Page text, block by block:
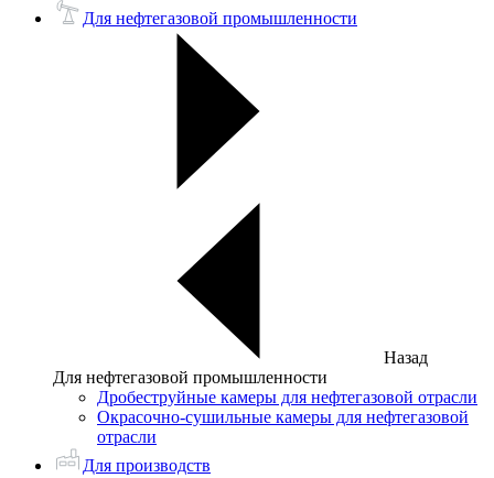
Для нефтегазовой промышленности
Назад
Для нефтегазовой промышленности
Дробеструйные камеры для нефтегазовой отрасли
Окрасочно-сушильные камеры для нефтегазовой
отрасли
Для производств